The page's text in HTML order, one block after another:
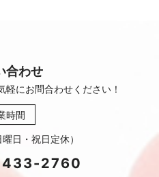
合わせ
軽にお問合わせください！
時間
日・祝日定休）
2760